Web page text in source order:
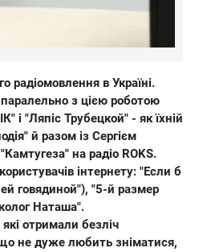
радіомовлення в Україні.
з цією роботою
і "Ляпіс Трубецкой" - як їхній
й разом із Сергієм
на радіо ROKS.
інтернету: "Если б
говядиной"), "5-й размер
Наташа".
отримали безліч
що не дуже любить зніматися,